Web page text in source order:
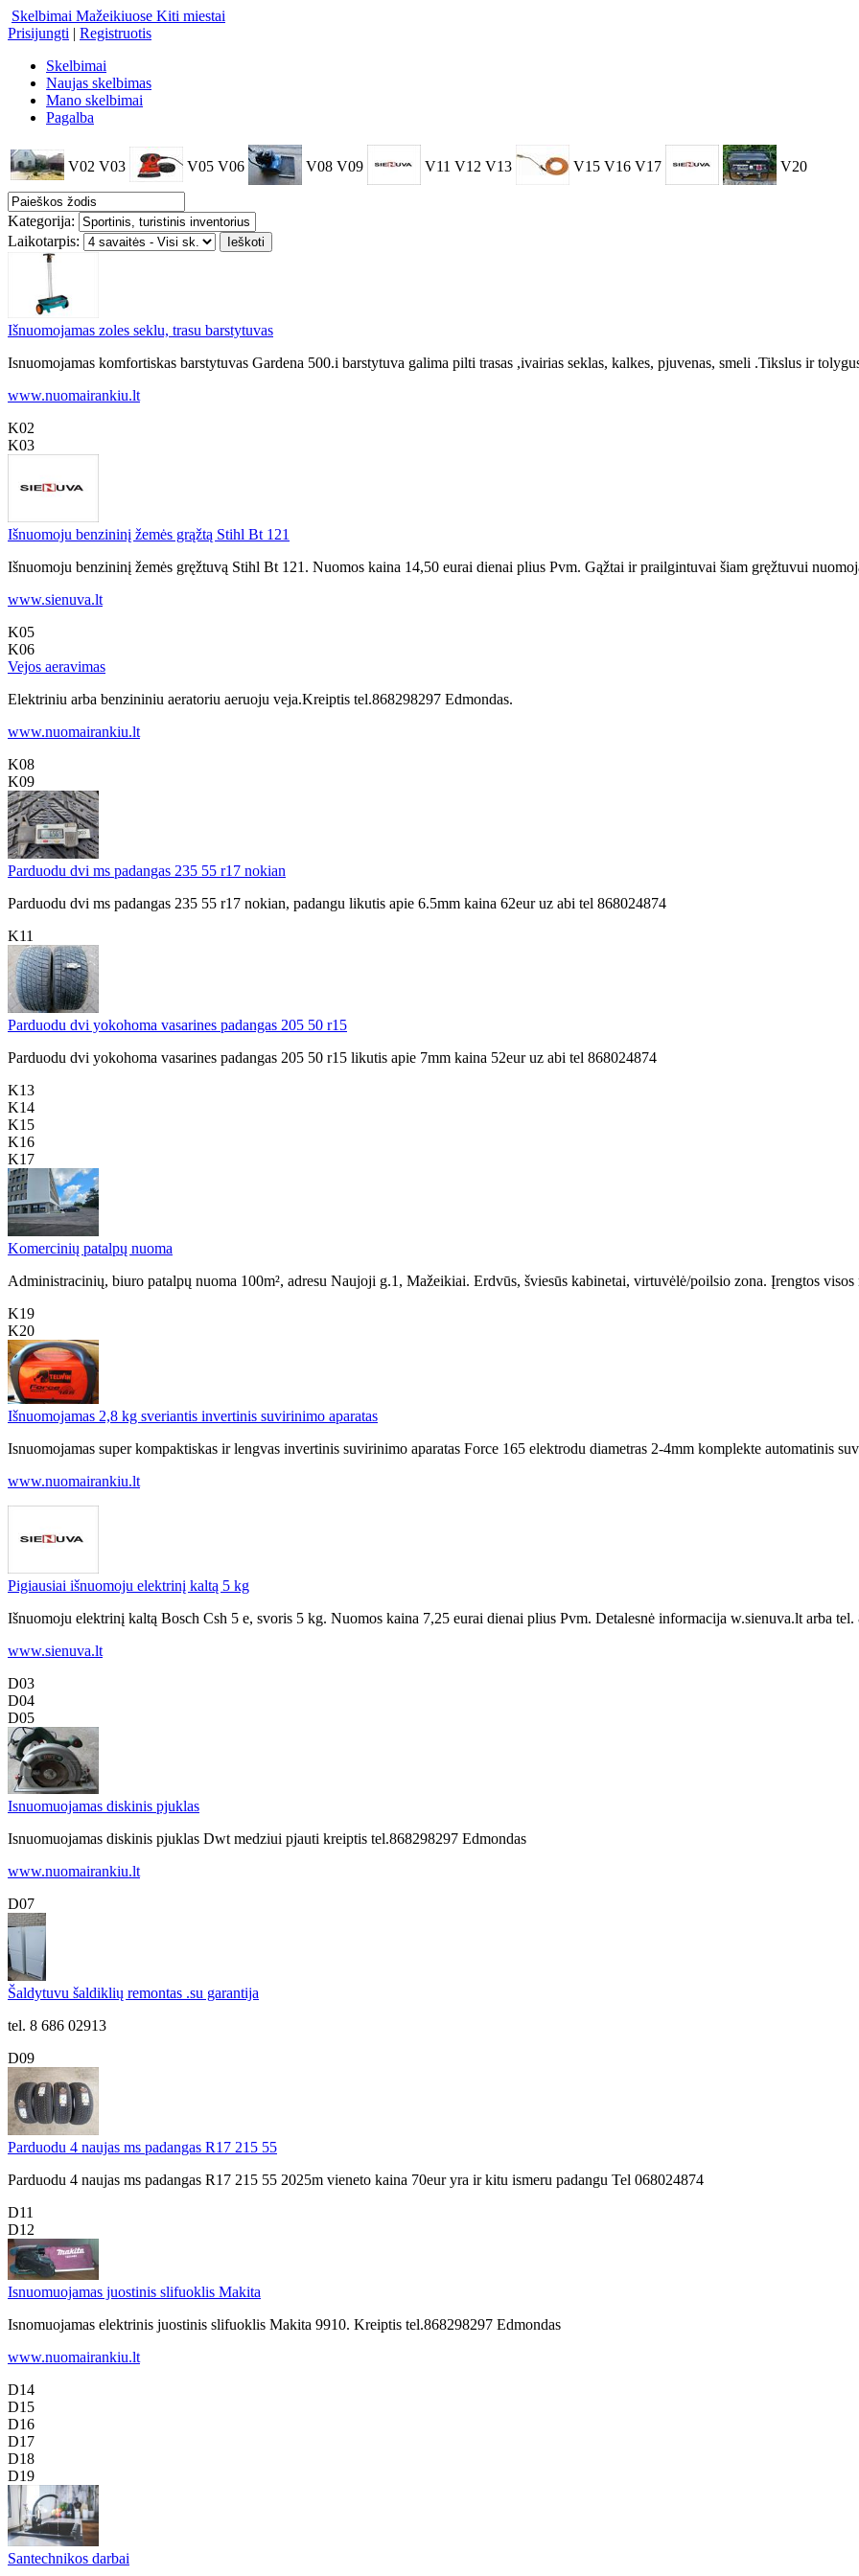
Skelbimai Mažeikiuose Kiti miestai
Prisijungti | Registruotis
Skelbimai
Naujas skelbimas
Mano skelbimai
Pagalba
V02 V03 V05 V06 V08 V09 V11 V12 V13 V15 V16 V17 V20
Kategorija:
Laikotarpis:
Išnuomojamas zoles seklu, trasu barstytuvas
Isnuomojamas komfortiskas barstytuvas Gardena 500.i barstytuva galima pilti trasas ,ivairias seklas, kalkes, pjuvenas, smeli .Tikslus ir
www.nuomairankiu.lt
K02
K03
Išnuomoju benzininį žemės grąžtą Stihl Bt 121
Išnuomoju benzininį žemės gręžtuvą Stihl Bt 121. Nuomos kaina 14,50 eurai dienai plius Pvm. Gąžtai ir prailgintuvai šiam gręžtuvui
www.sienuva.lt
K05
K06
Vejos aeravimas
Elektriniu arba benzininiu aeratoriu aeruoju veja.Kreiptis tel.868298297 Edmondas.
www.nuomairankiu.lt
K08
K09
Parduodu dvi ms padangas 235 55 r17 nokian
Parduodu dvi ms padangas 235 55 r17 nokian, padangu likutis apie 6.5mm kaina 62eur uz abi tel 868024874
K11
Parduodu dvi yokohoma vasarines padangas 205 50 r15
Parduodu dvi yokohoma vasarines padangas 205 50 r15 likutis apie 7mm kaina 52eur uz abi tel 868024874
K13
K14
K15
K16
K17
Komercinių patalpų nuoma
Administracinių, biuro patalpų nuoma 100m², adresu Naujoji g.1, Mažeikiai. Erdvūs, šviesūs kabinetai, virtuvėlė/poilsio zona. Įrengtos visos
K19
K20
Išnuomojamas 2,8 kg sveriantis invertinis suvirinimo aparatas
Isnuomojamas super kompaktiskas ir lengvas invertinis suvirinimo aparatas Force 165 elektrodu diametras 2-4mm komplekte automatinis
www.nuomairankiu.lt
Pigiausiai išnuomoju elektrinį kaltą 5 kg
Išnuomoju elektrinį kaltą Bosch Csh 5 e, svoris 5 kg. Nuomos kaina 7,25 eurai dienai plius Pvm. Detalesnė informacija w.sienuva.lt arba tel.
www.sienuva.lt
D03
D04
D05
Isnuomuojamas diskinis pjuklas
Isnuomuojamas diskinis pjuklas Dwt medziui pjauti kreiptis tel.868298297 Edmondas
www.nuomairankiu.lt
D07
Šaldytuvu šaldiklių remontas .su garantija
tel. 8 686 02913
D09
Parduodu 4 naujas ms padangas R17 215 55
Parduodu 4 naujas ms padangas R17 215 55 2025m vieneto kaina 70eur yra ir kitu ismeru padangu Tel 068024874
D11
D12
Isnuomuojamas juostinis slifuoklis Makita
Isnomuojamas elektrinis juostinis slifuoklis Makita 9910. Kreiptis tel.868298297 Edmondas
www.nuomairankiu.lt
D14
D15
D16
D17
D18
D19
Santechnikos darbai